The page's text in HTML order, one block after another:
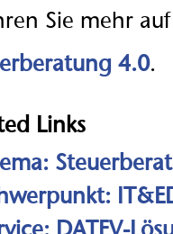
Sie mehr
4.0.
Links